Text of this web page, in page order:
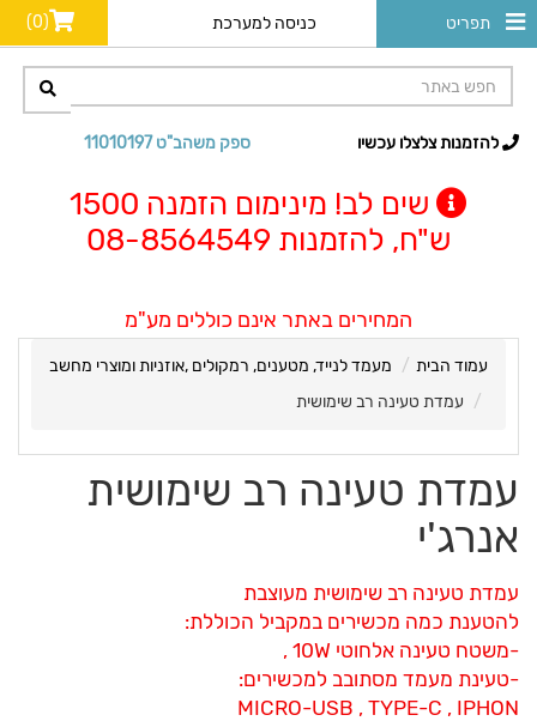
תפריט כניסה למערכת (0)
ספק משהב"ט 11010197 להזמנות צלצלו עכשיו
שים לב! מינימום הזמנה 1500
ש"ח, להזמנות 08-8564549
המחירים באתר אינם כוללים מע"מ
עמוד הבית
מעמד לנייד, מטענים, רמקולים ,אוזניות ומוצרי מחשב
עמדת טעינה רב שימושית
עמדת טעינה רב שימושית
אנרג'י
עמדת טעינה רב שימושית מעוצבת
להטענת כמה מכשירים במקביל הכוללת:
-משטח טעינה אלחוטי 10W ,
-טעינת מעמד מסתובב למכשירים:
MICRO-USB , TYPE-C , IPHON